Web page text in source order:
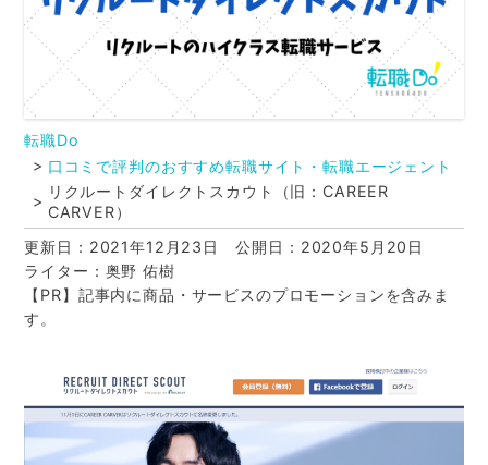
転職Do
口コミで評判のおすすめ転職サイト・転職エージェント
リクルートダイレクトスカウト（旧：CAREER
CARVER）
更新日：2021年12月23日
公開日：2020年5月20日
ライター：奥野 佑樹
【PR】記事内に商品・サービスのプロモーションを含みま
す。